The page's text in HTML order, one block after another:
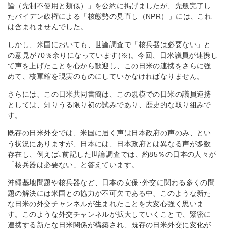
論（先制不使用と類似）」を公約に掲げましたが、先般完了し
たバイデン政権による「核態勢の見直し（NPR）」には、これ
は含まれませんでした。
しかし、米国においても、世論調査で「核兵器は必要ない」と
の意見が70％余りになっています(※)。今回、日米議員が連携し
て声を上げたことを心から歓迎し、この日米の連携をさらに強
めて、核軍縮を現実のものにしていかなければなりません。
さらには、この日米共同書簡は、この規模での日米の議員連携
としては、知りうる限り初の試みであり、歴史的な取り組みで
す。
既存の日米外交では、米国に届く声は日本政府の声のみ、とい
う状況にありますが、日本には、日本政府とは異なる声が多数
存在し、例えば､前記した世論調査では、約85％の日本の人々が
「核兵器は必要ない」と答えています。
沖縄基地問題や核兵器など、日本の安保･外交に関わる多くの問
題の解決には米国との協力が不可欠である中、このような新た
な日米の外交チャンネルが生まれたことを大変心強く思いま
す。このような外交チャンネルが拡大していくことで、緊密に
連携する新たな日米関係が構築され、既存の日米外交に変化が